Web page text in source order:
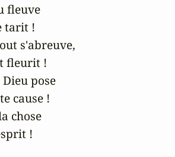
fleuve
tarit !
s'abreuve,
fleurit !
pose
cause !
chose
!